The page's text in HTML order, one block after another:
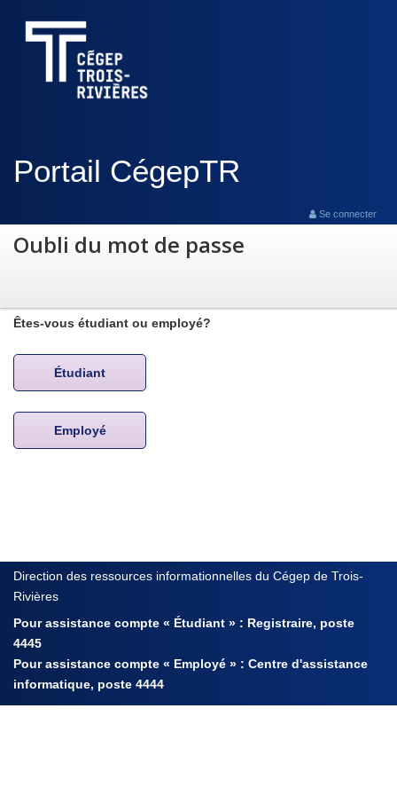
Portail CégepTR
Se connecter
Oubli du mot de passe
Êtes-vous étudiant ou employé?
Étudiant
Employé
Direction des ressources informationnelles du Cégep de Trois-
Rivières
Pour assistance compte « Étudiant » : Registraire, poste
4445
Pour assistance compte « Employé » : Centre d'assistance
informatique, poste 4444